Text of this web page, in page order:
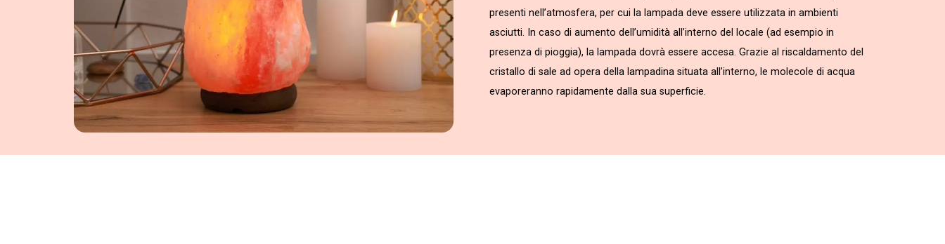
presenti nell’atmosfera, per cui la lampada deve essere utilizzata in ambienti
asciutti. In caso di aumento dell’umidità all’interno del locale (ad esempio in
presenza di pioggia), la lampada dovrà essere accesa. Grazie al riscaldamento del
cristallo di sale ad opera della lampadina situata all’interno, le molecole di acqua
evaporeranno rapidamente dalla sua superficie.